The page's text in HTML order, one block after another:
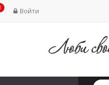
Войти